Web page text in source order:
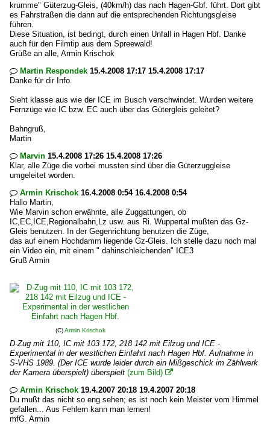
krumme" Güterzug-Gleis, (40km/h) das nach Hagen-Gbf. führt. Dort gibt
es Fahrstraßen die dann auf die entsprechenden Richtungsgleise
führen.
Diese Situation, ist bedingt, durch einen Unfall in Hagen Hbf. Danke
auch für den Filmtip aus dem Spreewald!
Grüße an alle, Armin Krischok
 Martin Respondek 15.4.2008 17:17 15.4.2008 17:17
Danke für dir Info.
Sieht klasse aus wie der ICE im Busch verschwindet. Wurden weitere
Fernzüge wie IC bzw. EC auch über das Gütergleis geleitet?
Bahngruß,
Martin
 Marvin 15.4.2008 17:26 15.4.2008 17:26
Klar, alle Züge die vorbei mussten sind über die Güterzuggleise
umgeleitet worden.
 Armin Krischok 16.4.2008 0:54 16.4.2008 0:54
Hallo Martin,
Wie Marvin schon erwähnte, alle Zuggattungen, ob
IC,EC,ICE,Regionalbahn,Lz usw. aus Ri. Wuppertal mußten das Gz-
Gleis benutzen. In der Gegenrichtung benutzen die Züge,
das auf einem Hochdamm liegende Gz-Gleis. Ich stelle dazu noch mal
ein Video ein, mit einem " dahinschleichenden" ICE3
Gruß Armin
(C)Armin Krischok
D-Zug mit 110, IC mit 103 172, 218 142 mit Eilzug und ICE -
Experimental in der westlichen Einfahrt nach Hagen Hbf. Aufnahme in
S-VHS 1989. (Der ICE wurde leider durch ein Mißgeschick im Zählwerk
der Kamera überspielt) überspielt (zum Bild) 
 Armin Krischok 19.4.2007 20:18 19.4.2007 20:18
Du mußt das nicht so eng sehen; es ist noch kein Meister vom Himmel
gefallen... Aus Fehlern kann man lernen!
mfG. Armin